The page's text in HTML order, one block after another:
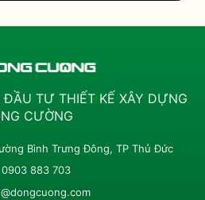
TƯ THIẾT KẾ XÂY DỰNG
CƯỜNG
Bình Trưng Đông, TP Thủ Đức
0903 883 703